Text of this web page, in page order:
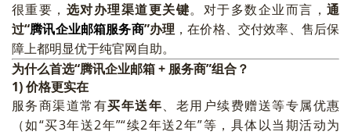
很重要， 选对办理渠道更关键。对于多数企业而言，通
过“腾讯企业邮箱服务商”办理 ，在价格、交付效率、售后保
障上都明显优于纯官网自助。
为什么首选“腾讯企业邮箱 + 服务商”组合？
1) 价格更实在
服务商渠道常有买年送年、老用户续费赠送等专属优惠
（如“买3年送2年”“续2年送2年”等，具体以当期活动为